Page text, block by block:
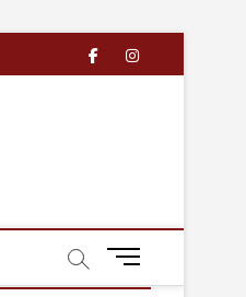
facebook
in
M